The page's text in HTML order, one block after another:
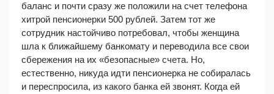
баланс и почти сразу же положили на счет телефона
хитрой пенсионерки 500 рублей. Затем тот же
сотрудник настойчиво потребовал, чтобы женщина
шла к ближайшему банкомату и переводила все свои
сбережения на их «безопасные» счета. Но,
естественно, никуда идти пенсионерка не собиралась
и переспросила, из какого банка ей звонят. Когда ей